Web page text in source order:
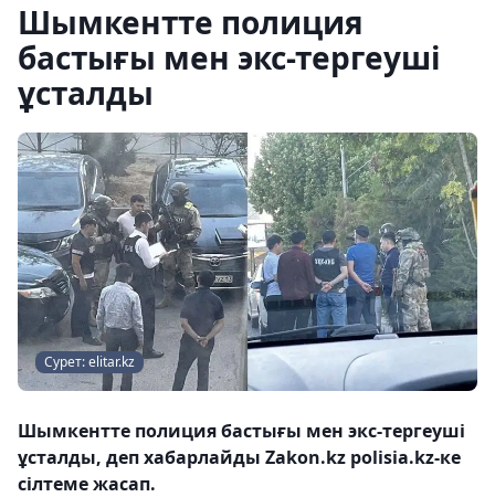
Шымкентте полиция
бастығы мен экс-тергеуші
ұсталды
Сурет: elitar.kz
Шымкентте полиция бастығы мен экс-тергеуші
ұсталды, деп хабарлайды Zakon.kz polisia.kz-ке
сілтеме жасап.